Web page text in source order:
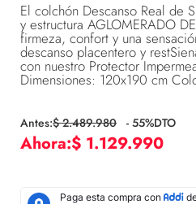
El colchón Descanso Real de
y estructura AGLOMERADO
firmeza, confort y una
descanso placentero y
con nuestro Protector
Dimensiones: 120x190 cm
$ 2.489.980 - 55%DTO
$ 1.129.990